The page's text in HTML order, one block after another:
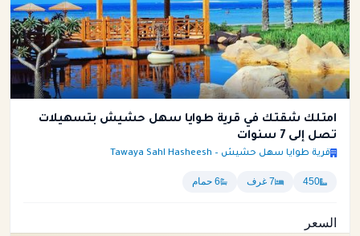
امتلك شقتك في قرية طوايا سهل حشيش بتسهيلات
تصل إلى 7 سنوات
قرية طوايا سهل حشيش – Tawaya Sahl Hasheesh
450 7 غرف 6 حمام
السعر